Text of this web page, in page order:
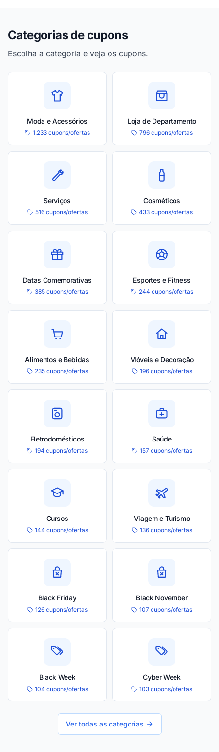
Categorias de cupons
Escolha a categoria e veja os cupons.
Moda e Acessórios
1.233 cupons/ofertas
Loja de Departamento
796 cupons/ofertas
Serviços
516 cupons/ofertas
Cosméticos
433 cupons/ofertas
Datas Comemorativas
385 cupons/ofertas
Esportes e Fitness
244 cupons/ofertas
Alimentos e Bebidas
235 cupons/ofertas
Móveis e Decoração
196 cupons/ofertas
Eletrodomésticos
194 cupons/ofertas
Saúde
157 cupons/ofertas
Cursos
144 cupons/ofertas
Viagem e Turismo
136 cupons/ofertas
Black Friday
126 cupons/ofertas
Black November
107 cupons/ofertas
Black Week
104 cupons/ofertas
Cyber Week
103 cupons/ofertas
Ver todas as categorias